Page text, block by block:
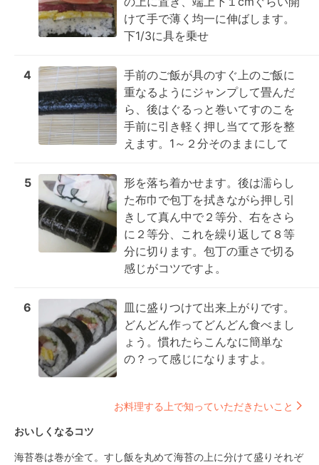
けて手で薄く均一に伸ばします。
下1/3に具を乗せ
4
手前のご飯が具のすぐ上のご飯に
重なるようにジャンプして畳んだ
ら、後はぐるっと巻いてすのこを
手前に引き軽く押し当てて形を整
えます。1～２分そのままにして
5
形を落ち着かせます。後は濡らし
た布巾で包丁を拭きながら押し引
きして真ん中で２等分、右をさら
に２等分、これを繰り返して８等
分に切ります。包丁の重さで切る
感じがコツですよ。
6
皿に盛りつけて出来上がりです。
どんどん作ってどんどん食べまし
ょう。慣れたらこんなに簡単な
の？って感じになりますよ。
お料理する上で知っていただきたいこと
おいしくなるコツ
海苔巻は巻が全て。すし飯を丸めて海苔の上に分けて盛りそれぞ